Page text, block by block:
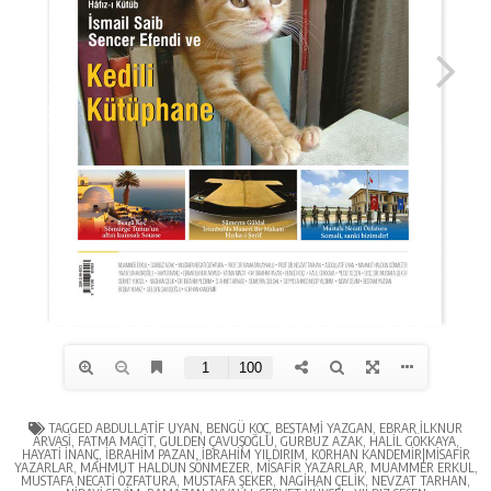
TAGGED ABDULLATIF UYAN, BENGÜ KOÇ, BESTAMI YAZGAN, EBRAR İLKNUR
ARVASI, FATMA MACIT, GÜLDEN ÇAVUŞOĞLU, GÜRBÜZ AZAK, HALIL GÖKKAYA,
HAYATI İNANÇ, İBRAHIM PAZAN, İBRAHIM YILDIRIM, KORHAN KANDEMIR|MISAFIR
YAZARLAR, MAHMUT HALDUN SÖNMEZER, MISAFIR YAZARLAR, MUAMMER ERKUL,
MUSTAFA NECATI ÖZFATURA, MUSTAFA ŞEKER, NAGIHAN ÇELIK, NEVZAT TARHAN,